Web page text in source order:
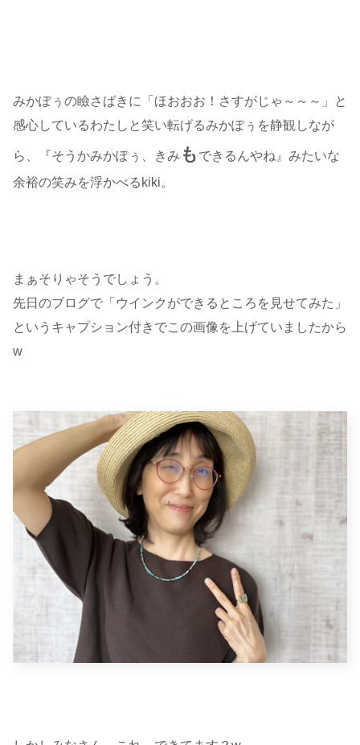
みかぽぅの瞼さばきに「ほおおお！さすがじゃ～～～」と
感心しているわたしと笑い転げるみかぽぅを静観しなが
ら、『そうかみかぽぅ、きみ も できるんやね』みたいな
余裕の笑みを浮かべるkiki。
まぁそりゃそうでしょう。
先日のブログで「ウインクができるところを見せてみた」
というキャプション付きでこの画像を上げていましたから
w